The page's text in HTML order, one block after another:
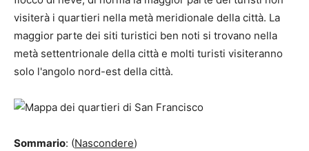
visiterà i quartieri nella metà meridionale della città. La
maggior parte dei siti turistici ben noti si trovano nella
metà settentrionale della città e molti turisti visiteranno
solo l'angolo nord-est della città.
Sommario: (Nascondere)